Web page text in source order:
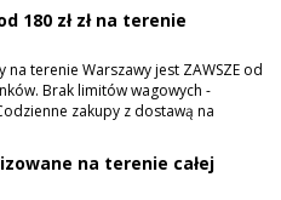
180 zł zł na terenie
terenie Warszawy jest ZAWSZE od
Brak limitów wagowych -
zakupy z dostawą na
na terenie całej